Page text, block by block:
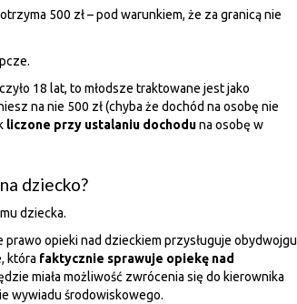
500 zł – pod warunkiem, że za granicą nie
18 lat, to młodsze traktowane jest jako
na nie 500 zł (chyba że dochód na osobę nie
liczone przy ustalaniu dochoduna osobę w
dziecko?
dziecka.
opieki nad dzieckiem przysługuje obydwojgu
która faktycznie sprawuje opiekę nad
miała możliwość zwrócenia się do kierownika
wywiadu środowiskowego.